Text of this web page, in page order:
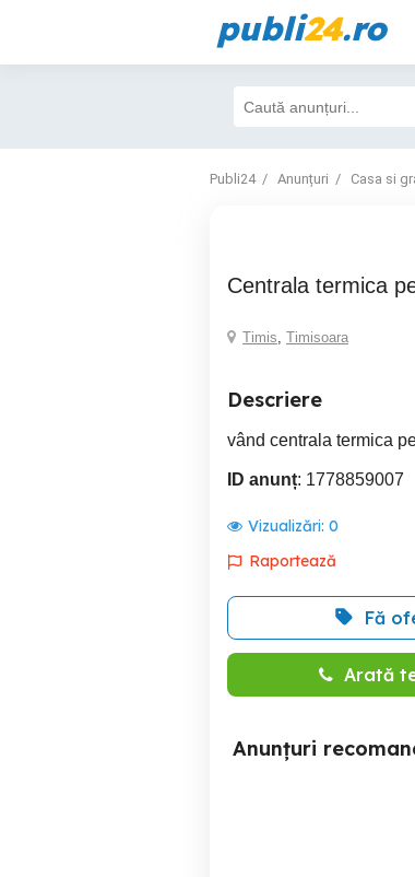
publi24.ro
Publi24 Anunțuri Casa si
centrala termica
Timis, Timisoara
Descriere
vând centrala termica
ID anunț: 1778859007
Vizualizări: 0
Raportează
Fă
Arată
Anunțuri